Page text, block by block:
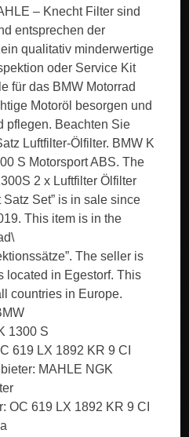
– Knecht Filter sind
entsprechen der
qualitativ minderwertige
oder Service Kit
für das BMW Motorrad
Motoröl besorgen und
pflegen. Beachten Sie
Luftfilter-Ölfilter. BMW K
S Motorsport ABS. The
2 x Luftfilter Ölfilter
Set” is in sale since
This item is in the
The seller is
located in Egestorf. This
countries in Europe.
1300 S
619 LX 1892 KR 9 CI
MAHLE NGK
OC 619 LX 1892 KR 9 CI